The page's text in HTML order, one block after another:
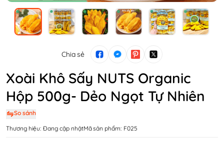
Chia sẻ
Xoài Khô Sấy NUTS Organic
Hộp 500g- Dẻo Ngọt Tự Nhiên
So sánh
Thương hiệu: Đang cập nhậtMã sản phẩm: F025